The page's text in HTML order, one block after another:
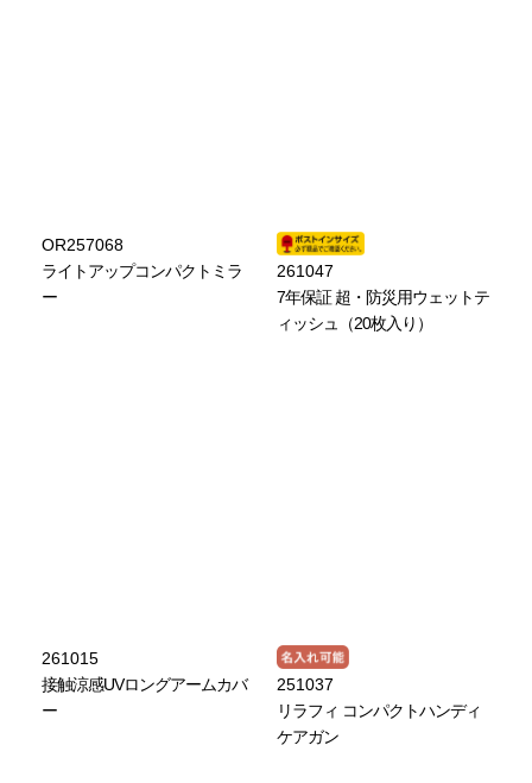
OR257068
ライトアップコンパクトミラ
ー
261047
7年保証 超・防災用ウェットテ
ィッシュ（20枚入り）
261015
接触涼感UVロングアームカバ
ー
251037
リラフィ コンパクトハンディ
ケアガン